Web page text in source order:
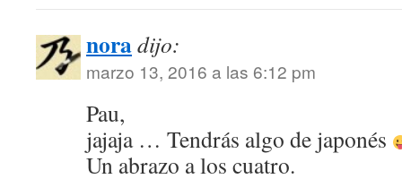
noradijo:
marzo 13, 2016 a las 6:12 pm
Pau,
jajaja … Tendrás algo de japonés
Un abrazo a los cuatro.